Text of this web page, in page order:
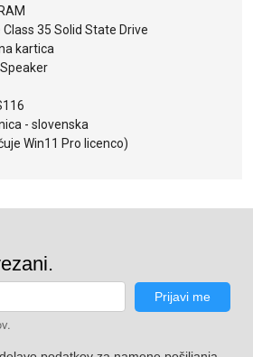
Class 35 Solid State Drive
kartica
Speaker
- slovenska
Win11 Pro licenco)